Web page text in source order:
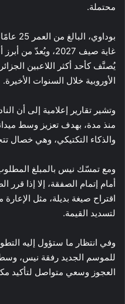
محتملة.
غاية صيف 2027،
يُصنَّف كأحد أكثر اللاعبين
الأوروبية خلال السنوات الأخيرة.
وتشير تقارير إعلامية إلى أن
منذ مدة، بهدف تعزيز وسط
والذكاء التكتيكي، وهي خصال
ومع تمسّك نيس بالمبلغ
أمام إتمام الصفقة، إلا إذا
اقتراح صيغة بديلة، مثل
لتسديد القيمة.
وفي انتظار ما ستؤول إليه
للموسم الجديد رفقة نيس، وسط
العجوز وسعي متواصل لتأكيد